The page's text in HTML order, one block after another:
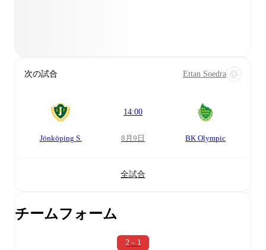
次の試合 Ettan Soedra
Jönköping S.
14:00
8月9日 BK Olympic
全試合
チームフォーム
2 - 1